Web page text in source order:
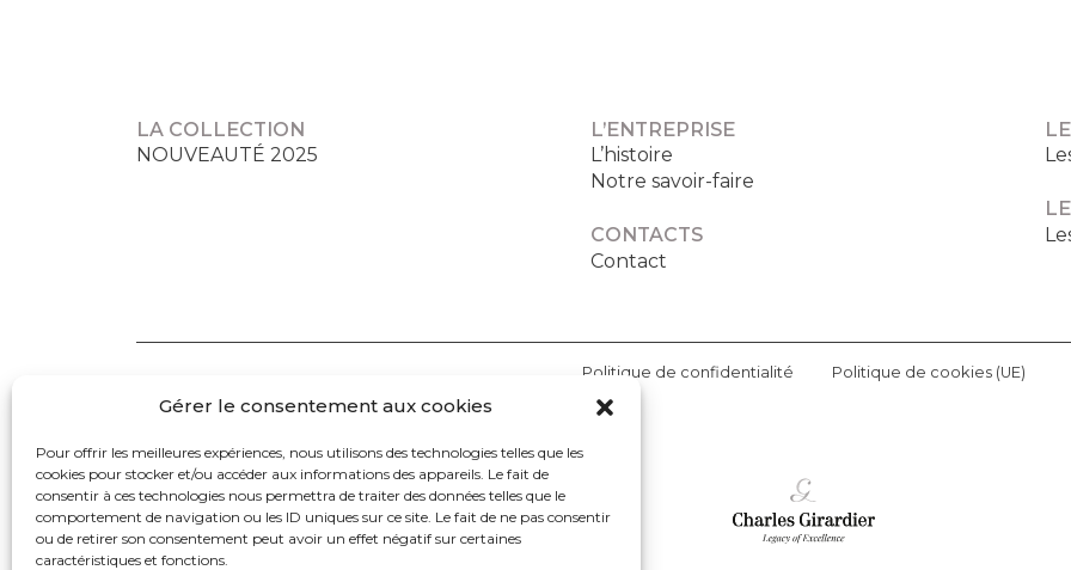
Gérer le consentement aux cookies
Pour offrir les meilleures expériences, nous utilisons des technologies telles que les
cookies pour stocker et/ou accéder aux informations des appareils. Le fait de
consentir à ces technologies nous permettra de traiter des données telles que le
comportement de navigation ou les ID uniques sur ce site. Le fait de ne pas consentir
ou de retirer son consentement peut avoir un effet négatif sur certaines
caractéristiques et fonctions.
LA COLLECTION
NOUVEAUTÉ 2025
L’ENTREPRISE
L’histoire
Notre savoir-faire
CONTACTS
Contact
Politique de confidentialité Politique de cookies (UE)